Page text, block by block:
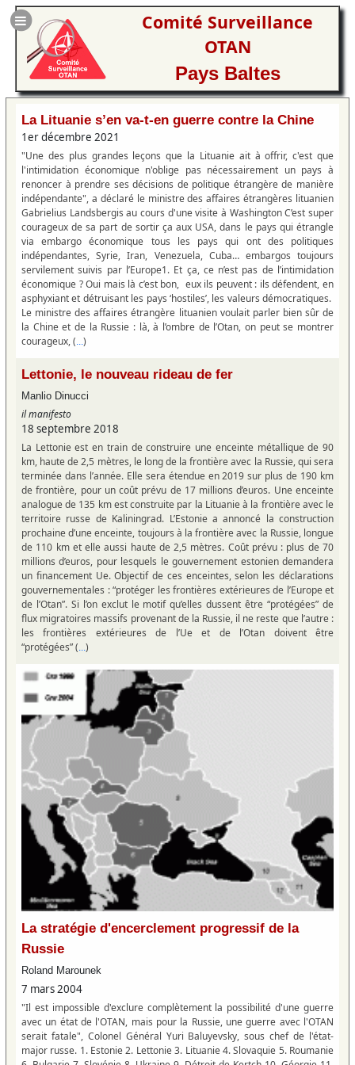
Comité Surveillance
OTAN
Pays Baltes
La Lituanie s’en va-t-en guerre contre la Chine
1er décembre 2021
"Une des plus grandes leçons que la Lituanie ait à offrir, c'est que
l'intimidation économique n'oblige pas nécessairement un pays à
renoncer à prendre ses décisions de politique étrangère de manière
indépendante", a déclaré le ministre des affaires étrangères lituanien
Gabrielius Landsbergis au cours d'une visite à Washington C’est super
courageux de sa part de sortir ça aux USA, dans le pays qui étrangle
via embargo économique tous les pays qui ont des politiques
indépendantes, Syrie, Iran, Venezuela, Cuba… embargos toujours
servilement suivis par l’Europe1. Et ça, ce n’est pas de l’intimidation
économique ? Oui mais là c’est bon, eux ils peuvent : ils défendent, en
asphyxiant et détruisant les pays ‘hostiles’, les valeurs démocratiques.
Le ministre des affaires étrangère lituanien voulait parler bien sûr de
la Chine et de la Russie : là, à l’ombre de l’Otan, on peut se montrer
courageux, (...)
Lettonie, le nouveau rideau de fer
Manlio Dinucci
il manifesto
18 septembre 2018
La Lettonie est en train de construire une enceinte métallique de 90
km, haute de 2,5 mètres, le long de la frontière avec la Russie, qui sera
terminée dans l’année. Elle sera étendue en 2019 sur plus de 190 km
de frontière, pour un coût prévu de 17 millions d’euros. Une enceinte
analogue de 135 km est construite par la Lituanie à la frontière avec le
territoire russe de Kaliningrad. L’Estonie a annoncé la construction
prochaine d’une enceinte, toujours à la frontière avec la Russie, longue
de 110 km et elle aussi haute de 2,5 mètres. Coût prévu : plus de 70
millions d’euros, pour lesquels le gouvernement estonien demandera
un financement Ue. Objectif de ces enceintes, selon les déclarations
gouvernementales : “protéger les frontières extérieures de l’Europe et
de l’Otan”. Si l’on exclut le motif qu’elles dussent être “protégées” de
flux migratoires massifs provenant de la Russie, il ne reste que l’autre :
les frontières extérieures de l’Ue et de l’Otan doivent être
“protégées” (...)
La stratégie d'encerclement progressif de la
Russie
Roland Marounek
7 mars 2004
"Il est impossible d'exclure complètement la possibilité d'une guerre
avec un état de l'OTAN, mais pour la Russie, une guerre avec l'OTAN
serait fatale", Colonel Général Yuri Baluyevsky, sous chef de l'état-
major russe. 1. Estonie 2. Lettonie 3. Lituanie 4. Slovaquie 5. Roumanie